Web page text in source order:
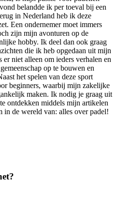
belandde ik per toeval bij een
in Nederland heb ik deze
Een ondernemer moet immers
zijn mijn avonturen op de
hobby. Ik deel dan ook graag
die ik heb opgedaan uit mijn
niet alleen om ieders verhalen en
op te bouwen en
het spelen van deze sport
beginners, waarbij mijn zakelijke
maken. Ik nodig je graag uit
ontdekken middels mijn artikelen
in de wereld van: alles over padel!